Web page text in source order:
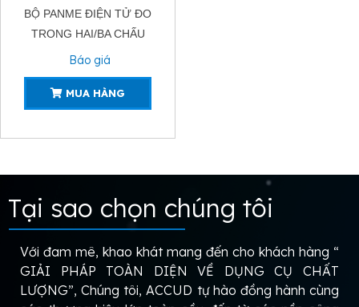
BỘ PANME ĐIỆN TỬ ĐO
TRONG HAI/BA CHẤU
ACCUD361-02
Báo giá
MUA HÀNG
Tại sao chọn chúng tôi
Với đam mê, khao khát mang đến cho khách hàng “
GIẢI PHÁP TOÀN DIỆN VỀ DỤNG CỤ CHẤT
LƯỢNG”, Chúng tôi, ACCUD tự hào đồng hành cùng